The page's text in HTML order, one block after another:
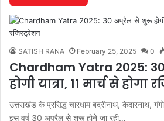
SATISH RANA February 25, 2025 0
Chardham Yatra 2025:
होगी यात्रा, 11 मार्च से होगा
उत्तराखंड के प्रसिद्ध चारधाम बद्रीनाथ, केदारनाथ,
इस वर्ष 30 अप्रैल से शुरू होने जा रही…